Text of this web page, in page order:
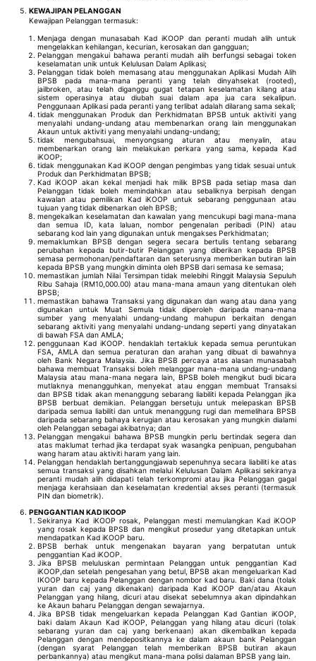
KEWAJIPAN PELANGGAN
Kewajipan Pelanggan termasuk:
Menjaga dengan munasabah Kad iKOOP dan peranti mudah alih untuk
mengelakkan kehilangan, kecurian, kerosakan dan gangguan;
Pelanggan mengakui bahawa peranti mudah alih berfungsi sebagai token
keselamatan unik untuk Kelulusan Dalam Aplikasi;
Pelanggan tidak boleh memasang atau menggunakan Aplikasi Mudah Alih
BPSB pada mana-mana peranti yang telah dinyahsekat (rooted),
jailbroken, atau telah diganggu gugat tetapan keselamatan kilang atau
sistem operasinya atau diubah suai dalam apa jua cara sekalipun.
Penggunaan Aplikasi pada peranti yang terlibat adalah dilarang sama sekali;
tidak menggunakan Produk dan Perkhidmatan BPSB untuk aktiviti yang
menyalahi undang-undang atau membenarkan orang lain menggunakan
Akaun untuk aktiviti yang menyalahi undang-undang;
tidak mengubahsuai, menyongsang aturan atau menyalin, atau
membenarkan orang lain melakukan perkara yang sama, kepada Kad
iKOOP;
tidak menggunakan Kad iKOOP dengan pengimbas yang tidak sesuai untuk
Produk dan Perkhidmatan BPSB;
Kad iKOOP akan kekal menjadi hak milik BPSB pada setiap masa dan
Pelanggan tidak boleh memindahkan atau sebaliknya berpisah dengan
kawalan atau pemilikan Kad iKOOP untuk sebarang penggunaan atau
tujuan yang tidak dibenarkan oleh BPSB;
mengekalkan keselamatan dan kawalan yang mencukupi bagi mana-mana
dan semua ID, kata laluan, nombor pengenalan peribadi (PIN) atau
sebarang kod lain yang digunakan untuk mengakses Perkhidmatan;
memaklumkan BPSB dengan segera secara bertulis tentang sebarang
perubahan kepada butir-butir Pelanggan yang diberikan kepada BPSB
semasa permohonan/pendaftaran dan seterusnya memberikan butiran lain
kepada BPSB yang mungkin diminta oleh BPSB dari semasa ke semasa;
memastikan jumlah Nilai Tersimpan tidak melebihi Ringgit Malaysia Sepuluh
Ribu Sahaja (RM10,000.00) atau mana-mana amaun yang ditentukan oleh
BPSB;
memastikan bahawa Transaksi yang digunakan dan wang atau dana yang
digunakan untuk Muat Semula tidak diperoleh daripada mana-mana
sumber yang menyalahi undang-undang mahupun berkaitan dengan
sebarang aktiviti yang menyalahi undang-undang seperti yang dinyatakan
di bawah FSA dan AMLA;
penggunaan Kad iKOOP. hendaklah tertakluk kepada semua peruntukan
FSA, AMLA dan semua peraturan dan arahan yang dibuat di bawahnya
oleh Bank Negara Malaysia. Jika BPSB percaya atas alasan munasabah
bahawa membuat Transaksi boleh melanggar mana-mana undang-undang
Malaysia atau mana-mana negara lain, BPSB boleh mengikut budi bicara
mutlaknya menangguhkan, menyekat atau enggan membuat Transaksi
dan BPSB tidak akan menanggung sebarang liabiliti kepada Pelanggan jika
BPSB berbuat demikian. Pelanggan bersetuju untuk melepaskan BPSB
daripada semua liabiliti dan untuk menanggung rugi dan memelihara BPSB
daripada sebarang bahaya kerugian atau kerosakan yang mungkin dialami
oleh Pelanggan sebagai akibatnya; dan
Pelanggan mengakui bahawa BPSB mungkin perlu bertindak segera dan
atas maklumat terhad jika terdapat syak wasangka penipuan, pengubahan
wang haram atau aktiviti haram yang lain.
Pelanggan hendaklah bertanggungjawab sepenuhnya secara liabiliti ke atas
semua transaksi yang disahkan melalui Kelulusan Dalam Aplikasi sekiranya
peranti mudah alih didapati telah terkompromi atau jika Pelanggan gagal
menjaga kerahsiaan dan keselamatan kredential akses peranti (termasuk
PIN dan biometrik).
PENGGANTIAN KAD IKOOP
Sekiranya Kad iKOOP rosak, Pelanggan mesti memulangkan Kad iKOOP
yang rosak kepada BPSB dan mengikut prosedur yang ditetapkan untuk
mendapatkan Kad iKOOP baru.
BPSB berhak untuk mengenakan bayaran yang berpatutan untuk
penggantian Kad iKOOP.
Jika BPSB meluluskan permintaan Pelanggan untuk penggantian Kad
iKOOP,dan setelah pengesahan yang betul, BPSB akan mengeluarkan Kad
IKOOP baru kepada Pelanggan dengan nombor kad baru. Baki dana (tolak
yuran dan caj yang dikenakan) daripada Kad iKOOP dan/atau Akaun
Pelanggan yang hilang, dicuri atau disekat sebelumnya akan dipindahkan
ke Akaun baharu Pelanggan dengan sewajarnya.
Jika BPSB tidak mengeluarkan kepada Pelanggan Kad Gantian iKOOP,
baki dalam Akaun Kad iKOOP, Pelanggan yang hilang atau dicuri (tolak
sebarang yuran dan caj yang berkenaan) akan dikembalikan kepada
Pelanggan dengan mendepositkannya ke dalam akaun bank Pelanggan
(dengan syarat Pelanggan telah memberikan BPSB butiran akaun
perbankannya) atau mengikut mana-mana polisi dalaman BPSB yang lain.